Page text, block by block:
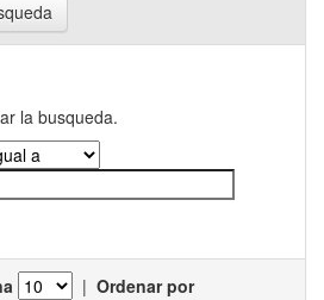
la busqueda.
| Ordenar por